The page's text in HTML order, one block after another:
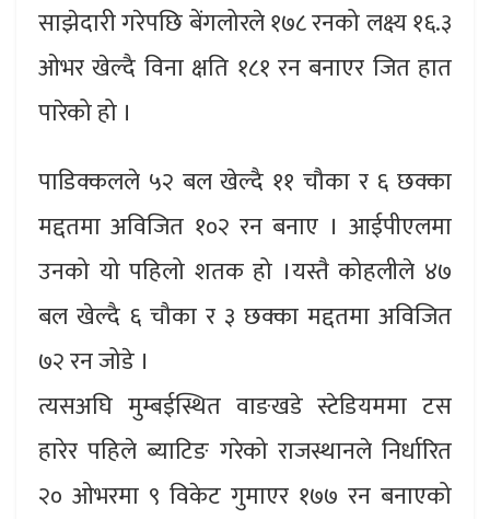
साझेदारी गरेपछि बेंगलोरले १७८ रनको लक्ष्य १६.३
ओभर खेल्दै विना क्षति १८१ रन बनाएर जित हात
पारेको हो ।
पाडिक्कलले ५२ बल खेल्दै ११ चौका र ६ छक्का
मद्दतमा अविजित १०२ रन बनाए । आईपीएलमा
उनको यो पहिलो शतक हो ।यस्तै कोहलीले ४७
बल खेल्दै ६ चौका र ३ छक्का मद्दतमा अविजित
७२ रन जोडे ।
त्यसअघि मुम्बईस्थित वाङखडे स्टेडियममा टस
हारेर पहिले ब्याटिङ गरेको राजस्थानले निर्धारित
२० ओभरमा ९ विकेट गुमाएर १७७ रन बनाएको